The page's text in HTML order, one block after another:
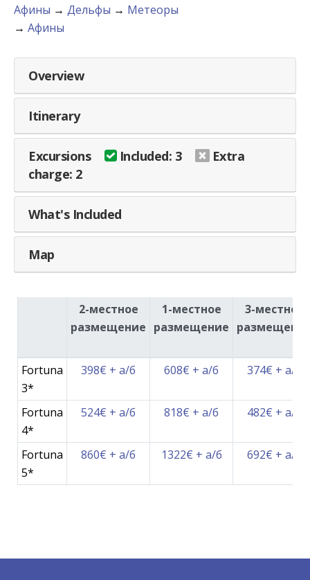
Афины → Дельфы → Метеоры
→ Афины
Overview
Itinerary
Excursions Included: 3
Extra
charge: 2
What's Included
Map
2-местное
размещение
1-местное
размещение
3-местное
Fortuna
3*
398€ + а/б 608€ + а/б 374€ + а/б
Fortuna
4*
524€ + а/б 818€ + а/б 482€ + а/б
Fortuna
5*
860€ + а/б 1322€ + а/б 692€ + а/б